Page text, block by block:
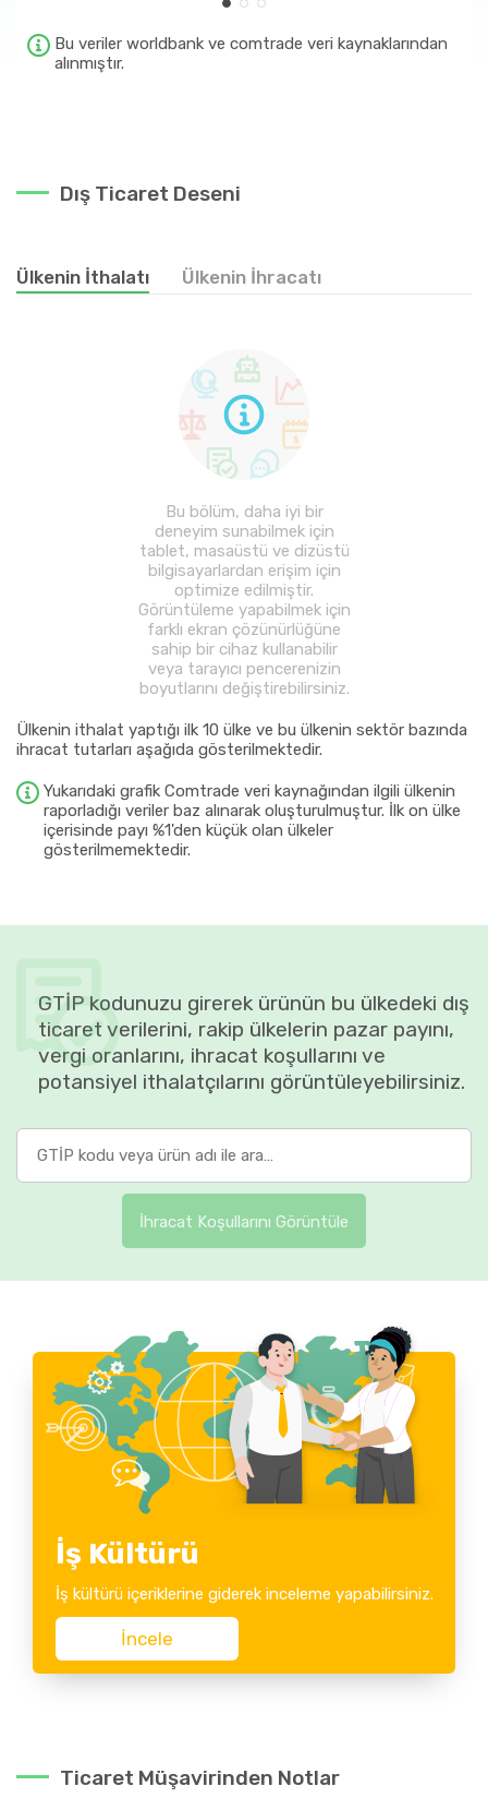
Bu veriler worldbank ve comtrade veri kaynaklarından
alınmıştır.
Dış Ticaret Deseni
Ülkenin İthalatı Ülkenin İhracatı
Bu bölüm, daha iyi bir
deneyim sunabilmek için
tablet, masaüstü ve dizüstü
bilgisayarlardan erişim için
optimize edilmiştir.
Görüntüleme yapabilmek için
farklı ekran çözünürlüğüne
sahip bir cihaz kullanabilir
veya tarayıcı pencerenizin
boyutlarını değiştirebilirsiniz.
Ülkenin ithalat yaptığı ilk 10 ülke ve bu ülkenin sektör bazında
ihracat tutarları aşağıda gösterilmektedir.
Yukarıdaki grafik Comtrade veri kaynağından ilgili ülkenin
raporladığı veriler baz alınarak oluşturulmuştur. İlk on ülke
içerisinde payı %1'den küçük olan ülkeler
gösterilmemektedir.
GTİP kodunuzu girerek ürünün bu ülkedeki dış
ticaret verilerini, rakip ülkelerin pazar payını,
vergi oranlarını, ihracat koşullarını ve
potansiyel ithalatçılarını görüntüleyebilirsiniz.
İhracat Koşullarını Görüntüle
İş Kültürü
İş kültürü içeriklerine giderek inceleme yapabilirsiniz.
İncele
Ticaret Müşavirinden Notlar